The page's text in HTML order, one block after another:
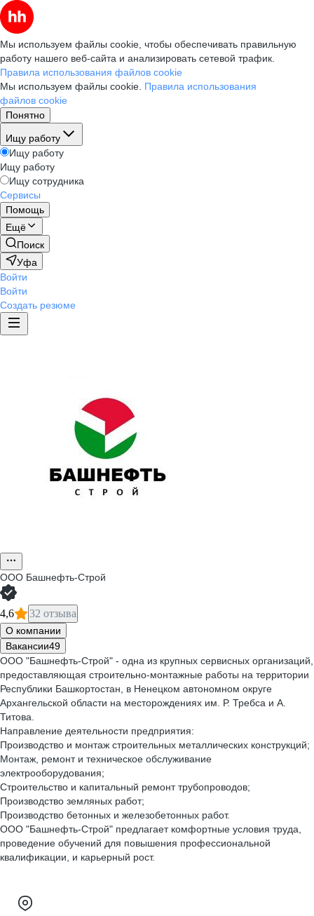
Мы используем файлы cookie, чтобы обеспечивать правильную
работу нашего веб-сайта и анализировать сетевой трафик.
Правила использования файлов cookie
Мы используем файлы cookie. Правила использования
файлов cookie
Понятно
Ищу работу
Ищу работу
Ищу работу
Ищу сотрудника
Сервисы
Помощь
Ещё
Поиск
Уфа
Войти
Войти
Создать резюме
ООО Башнефть-Строй
4,6 32 отзыва
О компании
Вакансии49
ООО "Башнефть-Строй" - одна из крупных сервисных организаций,
предоставляющая строительно-монтажные работы на территории
Республики Башкортостан, в Ненецком автономном округе
Архангельской области на месторождениях им. Р. Требса и А.
Титова.
Направление деятельности предприятия:
Производство и монтаж строительных металлических конструкций;
Монтаж, ремонт и техническое обслуживание
электрооборудования;
Строительство и капитальный ремонт трубопроводов;
Производство земляных работ;
Производство бетонных и железобетонных работ.
ООО "Башнефть-Строй" предлагает комфортные условия труда,
проведение обучений для повышения профессиональной
квалификации, и карьерный рост.